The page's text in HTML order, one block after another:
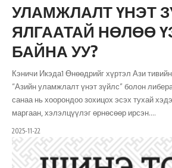
УЛАМЖЛАЛТ ҮНЭТ
ЯЛГААТАЙ НӨЛӨӨ
БАЙНА УУ?
Кэничи Икэда1 Өнөөдрийг хүртэл Ази
“Азийн уламжлалт үнэт зүйлс” болон
санаа нь хоорондоо зохицох эсэх тухай
маргаан, хэлэлцүүлэг өрнөсөөр ирсэн.…
2025-11-22